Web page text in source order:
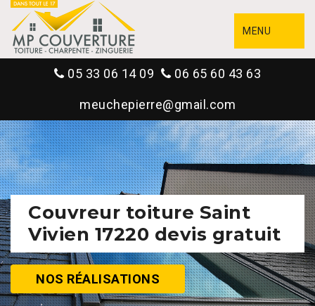
MENU
05 33 06 14 09 06 65 60 43 63
meuchepierre@gmail.com
Couvreur toiture Saint
Vivien 17220 devis gratuit
NOS RÉALISATIONS